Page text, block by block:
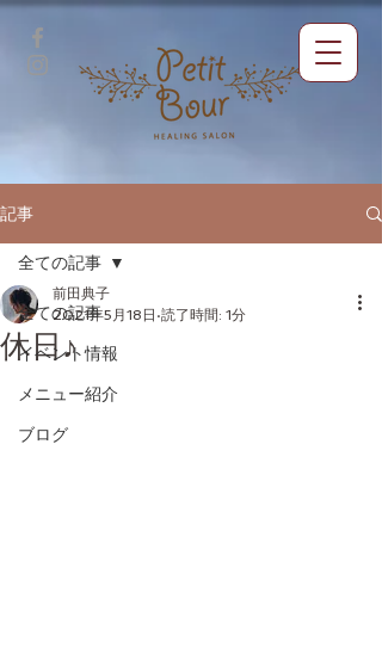
記事
全ての記事
イベント情報
メニュー紹介
ブログ
全ての記事
休日♪
前田典子
2021年5月18日 読了時間: 1分